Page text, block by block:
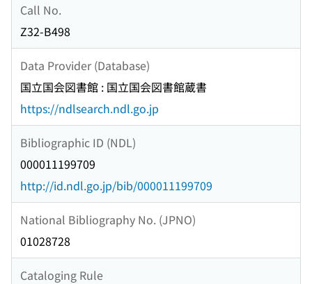
Call No.
Z32-B498
Data Provider (Database)
国立国会図書館 : 国立国会図書館蔵書
https://ndlsearch.ndl.go.jp
Bibliographic ID (NDL)
000011199709
http://id.ndl.go.jp/bib/000011199709
National Bibliography No. (JPNO)
01028728
Cataloging Rule